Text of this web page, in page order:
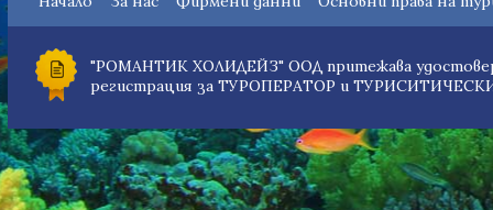
"РОМАНТИК ХОЛИДЕЙЗ" ООД притежава
регистрация за ТУРОПЕРАТОР и